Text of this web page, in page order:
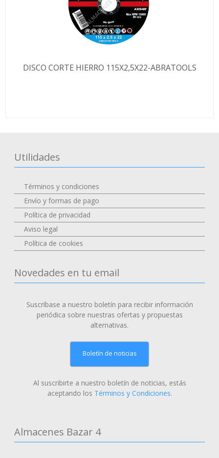
DISCO CORTE HIERRO 115X2,5X22-ABRATOOLS
Utilidades
Términos y condiciones
Envío y formas de pago
Política de privacidad
Aviso legal
Política de cookies
Novedades en tu email
Suscríbase a nuestro boletín para recibir información
periódica sobre nuestras ofertas y propuestas
alternativas.
Boletín de noticias
Al suscribirte a nuestro boletín de noticias, estás
aceptando los Términos y Condiciones.
Almacenes Bazar 4